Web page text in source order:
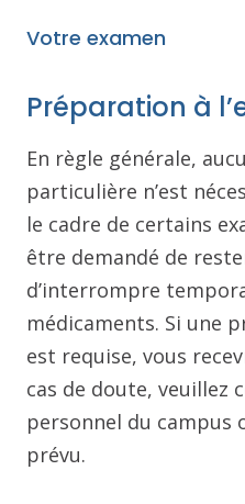
Votre examen
Préparation à
En règle générale,
particulière n’est
le cadre de certains
être demandé de
d’interrompre
médicaments. Si une
est requise, vous
cas de doute, veuillez
personnel du campus
prévu.